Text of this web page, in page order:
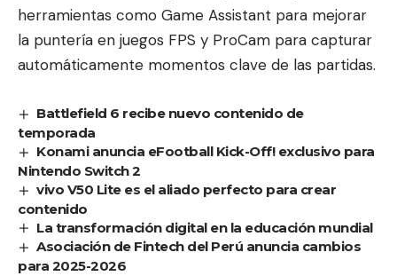
herramientas como Game Assistant para mejorar
la puntería en juegos FPS y ProCam para capturar
automáticamente momentos clave de las partidas.
Battlefield 6 recibe nuevo contenido de
temporada
Konami anuncia eFootball Kick-Off! exclusivo para
Nintendo Switch 2
vivo V50 Lite es el aliado perfecto para crear
contenido
La transformación digital en la educación mundial
Asociación de Fintech del Perú anuncia cambios
para 2025-2026